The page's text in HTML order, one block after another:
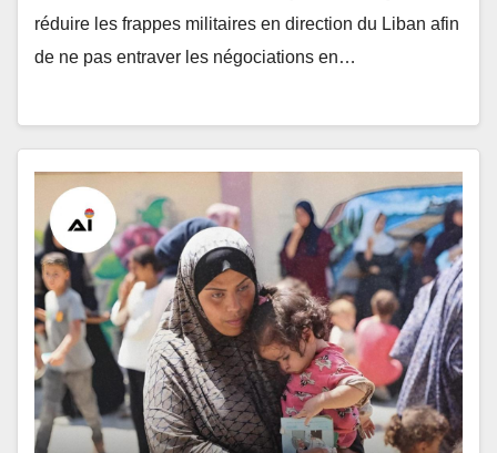
réduire les frappes militaires en direction du Liban afin
de ne pas entraver les négociations en…